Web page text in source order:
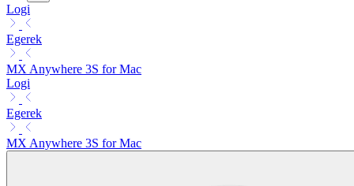
Logi
Egerek
MX Anywhere 3S for Mac
Logi
Egerek
MX Anywhere 3S for Mac